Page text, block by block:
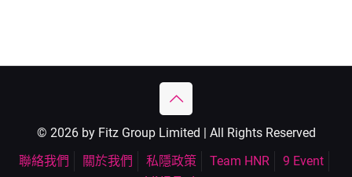
© 2026 by Fitz Group Limited | All Rights Reserved
聯絡我們
關於我們 私隱政策 Team HNR
9 Event